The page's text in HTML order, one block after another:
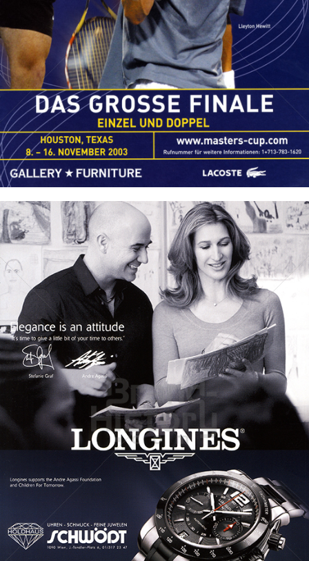
Bild-ID: 18276
LONGINES Longines Watch Company